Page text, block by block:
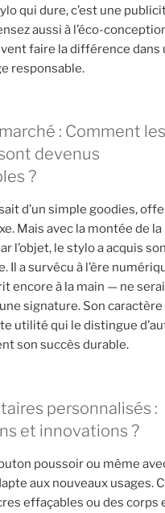
qui dure, c’est une
aussi à l’éco-
faire la différence dans
responsable.
: Comment
devenus
?
d’un simple goodies,
Mais avec la montée de la
l’objet, le stylo a acquis
Il a survécu à l’ère
encore à la main — ne
signature. Son caractère
utilité qui le distingue
son succès durable.
personnalisés :
et innovations ?
poussoir ou même
aux nouveaux usages.
effaçables ou des corps